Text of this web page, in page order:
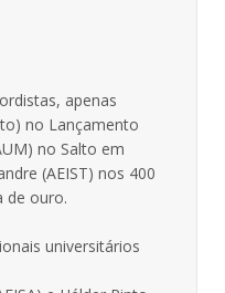
apenas
no Lançamento
no Salto em
(AEIST) nos 400
de ouro.
universitários